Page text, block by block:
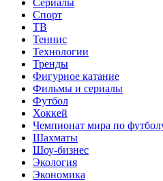
Спорт
ТВ
Теннис
Технологии
Тренды
Фигурное катание
Фильмы и сериалы
Футбол
Хоккей
Чемпионат мира по
Шахматы
Шоу-бизнес
Экология
Экономика